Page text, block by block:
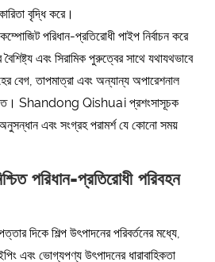
বৃদ্ধি করে।
পরিধান-প্রতিরোধী পাইপ নির্বাচন করে
এবং সিরামিক পুরুত্বের সাথে যথাযথভাবে
বেগ, তাপমাত্রা এবং অন্যান্য অপারেশনাল
উচিত। Shandong Qishuai প্রশংসাসূচক
অনুসন্ধান এবং সংগ্রহ পরামর্শ যে কোনো সময়
পরিধান-প্রতিরোধী পরিবহন
দিকে শিল্প উৎপাদনের পরিবর্তনের মধ্যে,
এবং ভোগ্যপণ্য উৎপাদনের ধারাবাহিকতা